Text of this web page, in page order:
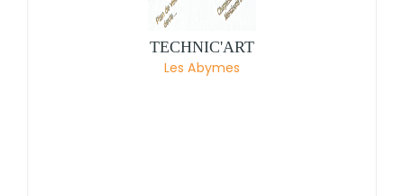
TECHNIC'ART
Les Abymes